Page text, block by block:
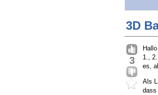
3D
3
1.,
es,
Als
dass